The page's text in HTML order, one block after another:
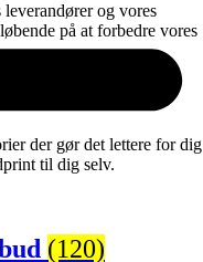
leverandører og vores
på at forbedre vores
der gør det lettere for dig
til dig selv.
(120)